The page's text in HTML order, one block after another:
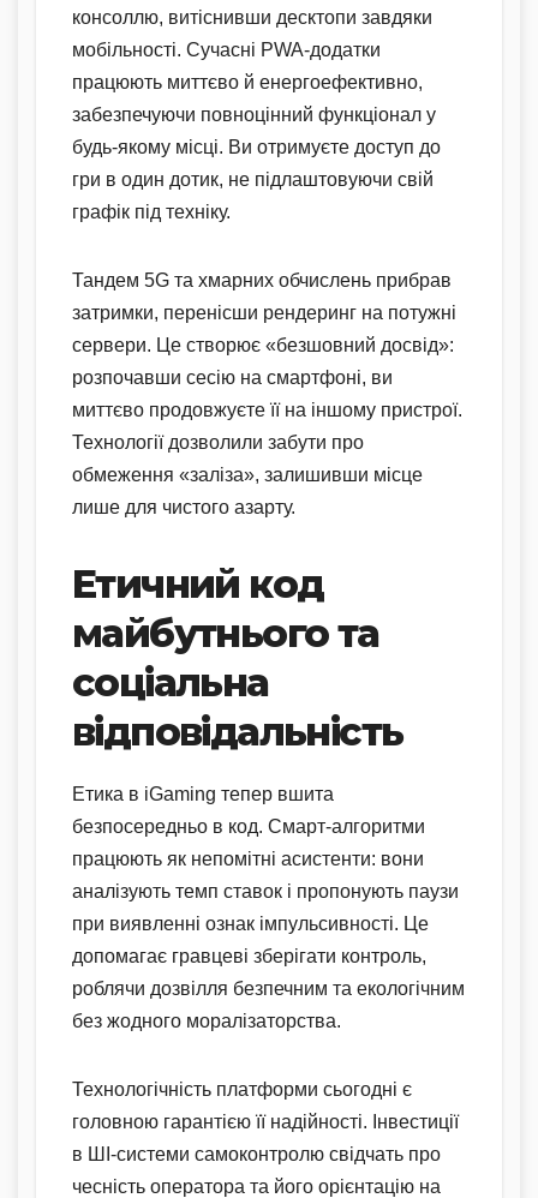
консоллю, витіснивши десктопи завдяки
мобільності. Сучасні PWA-додатки
працюють миттєво й енергоефективно,
забезпечуючи повноцінний функціонал у
будь-якому місці. Ви отримуєте доступ до
гри в один дотик, не підлаштовуючи свій
графік під техніку.
Тандем 5G та хмарних обчислень прибрав
затримки, перенісши рендеринг на потужні
сервери. Це створює «безшовний досвід»:
розпочавши сесію на смартфоні, ви
миттєво продовжуєте її на іншому пристрої.
Технології дозволили забути про
обмеження «заліза», залишивши місце
лише для чистого азарту.
Етичний код
майбутнього та
соціальна
відповідальність
Етика в iGaming тепер вшита
безпосередньо в код. Смарт-алгоритми
працюють як непомітні асистенти: вони
аналізують темп ставок і пропонують паузи
при виявленні ознак імпульсивності. Це
допомагає гравцеві зберігати контроль,
роблячи дозвілля безпечним та екологічним
без жодного моралізаторства.
Технологічність платформи сьогодні є
головною гарантією її надійності. Інвестиції
в ШІ-системи самоконтролю свідчать про
чесність оператора та його орієнтацію на